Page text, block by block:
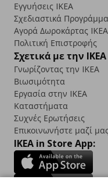
Εγγυήσεις IKEA
Σχεδιαστικά
Αγορά Δωρoκάρτας IKEA
Πολιτική Επιστροφής
Σχετικά με την IKEA
Γνωρίζοντας την IKEA
Βιωσιμότητα
Εργασία στην IKEA
Καταστήματα
Συχνές Ερωτήσεις
Επικοινωνήστε μαζί μας
IKEA in Store App: